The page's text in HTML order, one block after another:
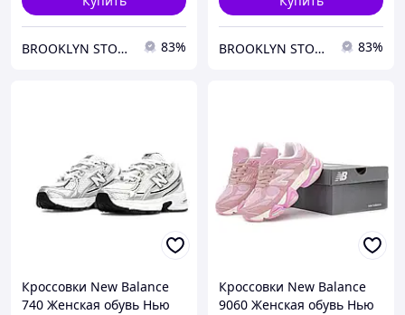
BROOKLYN STORE 83% BROOKLYN STORE 83%
Кроссовки New Balance
740 Женская обувь Нью
Кроссовки New Balance
9060 Женская обувь Нью